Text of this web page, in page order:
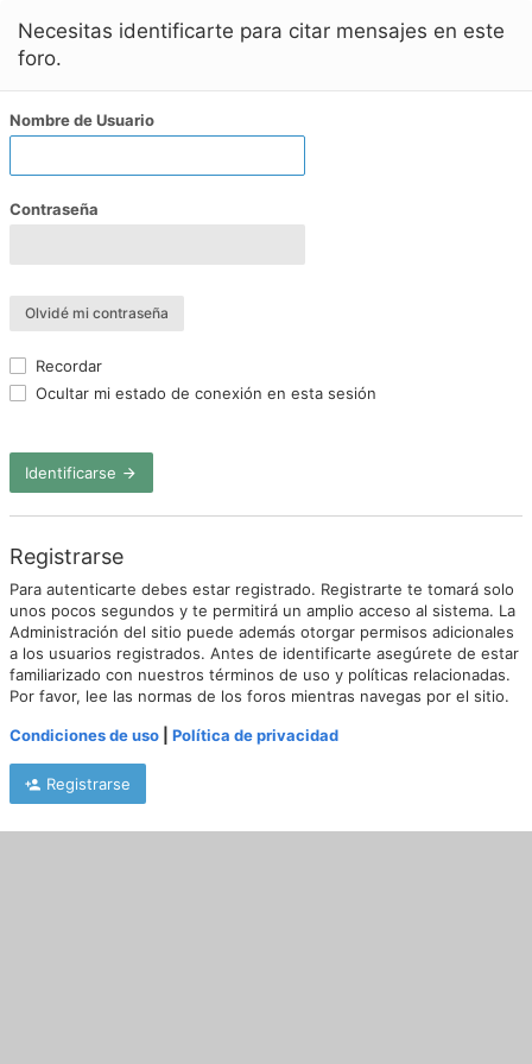
Necesitas identificarte para citar mensajes en este
foro.
Nombre de Usuario
Contraseña
Olvidé mi contraseña
Recordar
Ocultar mi estado de conexión en esta sesión
Identificarse
Registrarse
Para autenticarte debes estar registrado. Registrarte te tomará solo
unos pocos segundos y te permitirá un amplio acceso al sistema. La
Administración del sitio puede además otorgar permisos adicionales
a los usuarios registrados. Antes de identificarte asegúrete de estar
familiarizado con nuestros términos de uso y políticas relacionadas.
Por favor, lee las normas de los foros mientras navegas por el sitio.
Condiciones de uso Política de privacidad
Registrarse